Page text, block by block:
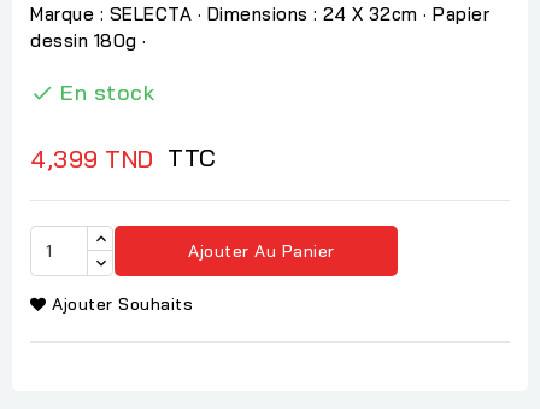
Marque : SELECTA · Dimensions : 24 X 32cm · Papier
dessin 180g ·
 En stock
4,399 TND TTC
Ajouter Au Panier
Ajouter Souhaits